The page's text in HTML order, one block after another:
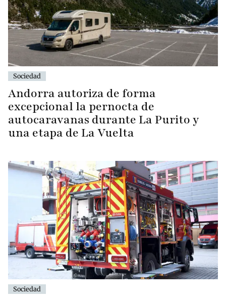
Sociedad
Andorra autoriza de forma
excepcional la pernocta de
autocaravanas durante La Purito y
una etapa de La Vuelta
Sociedad